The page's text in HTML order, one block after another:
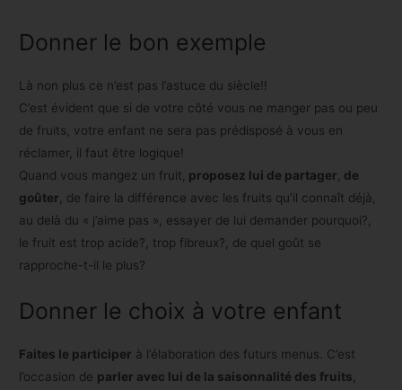
Donner le bon exemple
Là non plus ce n’est pas l’astuce du siècle!!
C’est évident que si de votre côté vous ne manger pas ou peu
de fruits, votre enfant ne sera pas prédisposé à vous en
réclamer, il faut être logique!
Quand vous mangez un fruit,
proposez lui de partager de
goûter , de faire la différence avec les fruits qu’il connaît déjà,
au delà du « j’aime pas », essayer de lui demander pourquoi?,
le fruit est trop acide?, trop fibreux?, de quel goût se
rapproche-t-il le plus?
Donner le choix à votre enfant
Faites le participer à l’élaboration des futurs menus. C’est
l’occasion de parler avec lui de la saisonnalité des fruits